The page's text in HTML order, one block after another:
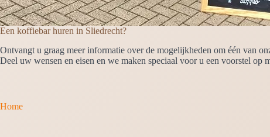
Een koffiebar huren in Sliedrecht?
Ontvangt u graag meer informatie over de mogelijkheden om één van
Deel uw wensen en eisen en we maken speciaal voor u een voorstel op
Home